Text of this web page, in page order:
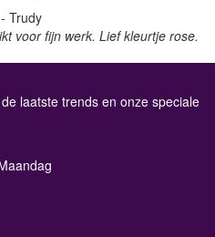
Trudy
voor fijn werk. Lief kleurtje rose.
laatste trends en onze speciale